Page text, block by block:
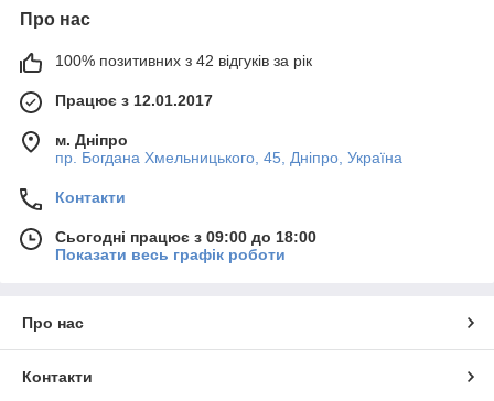
Про нас
100% позитивних з 42 відгуків за рік
Працює з 12.01.2017
м. Дніпро
пр. Богдана Хмельницького, 45, Дніпро, Україна
Контакти
Сьогодні працює з 09:00 до 18:00
Показати весь графік роботи
Про нас
Контакти